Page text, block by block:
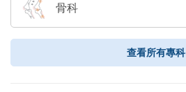
骨科
查看所有專科